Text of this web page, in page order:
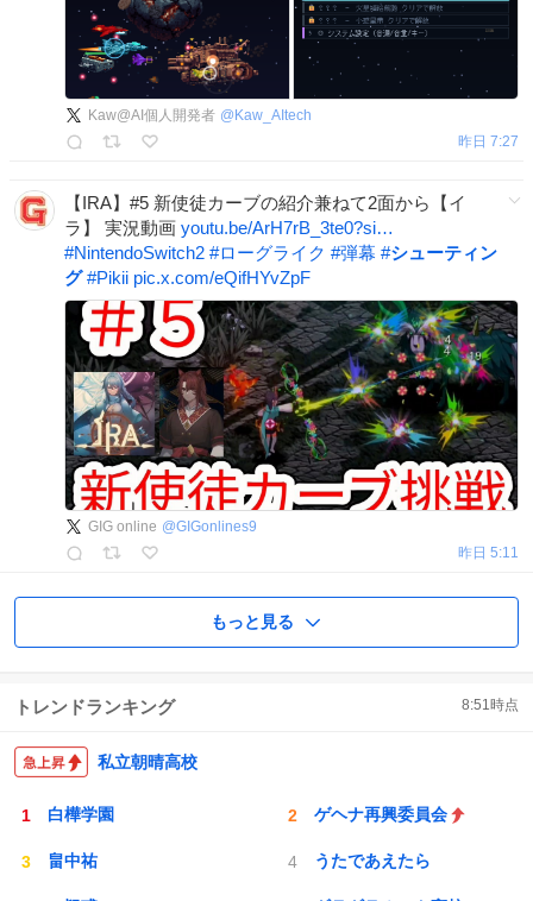
Kaw@AI個人開発者 @ Kaw_AItech
昨日 7:27
【IRA】#5 新使徒カーブの紹介兼ねて2面から【イ
ラ】 実況動画 youtu.be/ArH7rB_3te0?si…
#NintendoSwitch2 #ローグライク #弾幕 #シューティン
グ #Pikii pic.x.com/eQifHYvZpF
GIG online @GIGonlines9
昨日 5:11
もっと見る
トレンドランキング 8:51時点
私立朝晴高校
白樺学園 ゲヘナ再興委員会
畠中祐 うたであえたら